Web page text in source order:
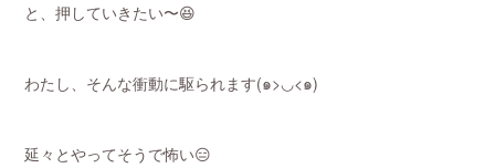
と、押していきたい〜😆
わたし、そんな衝動に駆られます(๑>◡<๑)
延々とやってそうで怖い😑